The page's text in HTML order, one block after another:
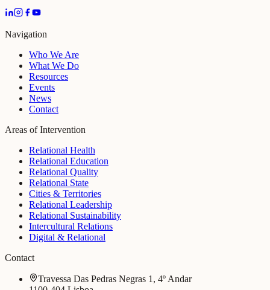
Navigation
Who We Are
What We Do
Resources
Events
News
Contact
Areas of Intervention
Relational Health
Relational Education
Relational Quality
Relational State
Cities & Territories
Relational Leadership
Relational Sustainability
Intercultural Relations
Digital & Relational
Contact
Travessa Das Pedras Negras 1, 4º Andar